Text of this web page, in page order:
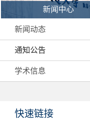
新闻中心
新闻动态
通知公告
学术信息
快速链接